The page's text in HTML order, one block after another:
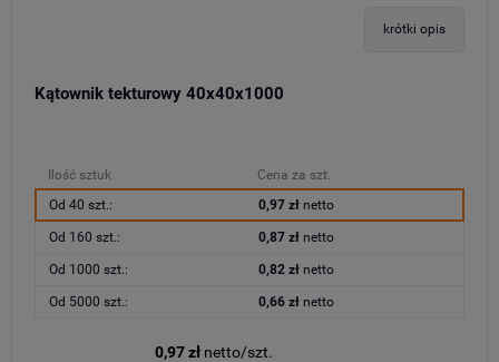
krótki opis
Kątownik tekturowy 40x40x1000
Ilość sztuk
Cena za szt.
Od 40 szt.:
0,97 złnetto
Od 160 szt.: 0,87 złnetto
Od 1000 szt.: 0,82 złnetto
Od 5000 szt.: 0,66 złnetto
0,97 zł netto/szt.